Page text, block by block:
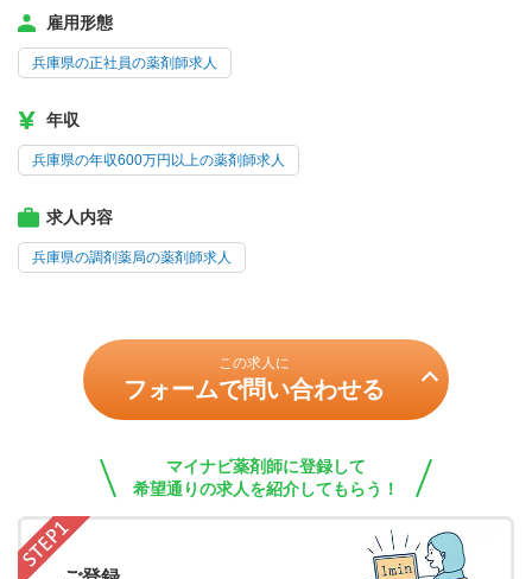
雇用形態
兵庫県の正社員の薬剤師求人
年収
兵庫県の年収600万円以上の薬剤師求人
求人内容
兵庫県の調剤薬局の薬剤師求人
この求人に
フォームで問い合わせる
マイナビ薬剤師に登録して
希望通りの求人を紹介してもらう！